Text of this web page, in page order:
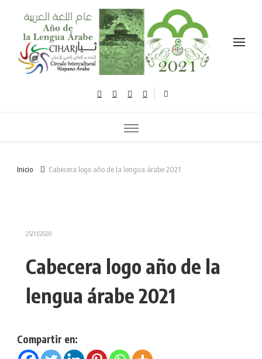
Inicio Cabecera logo año de la lengua árabe 2021
25/11/2020
Cabecera logo año de la
lengua árabe 2021
Compartir en: